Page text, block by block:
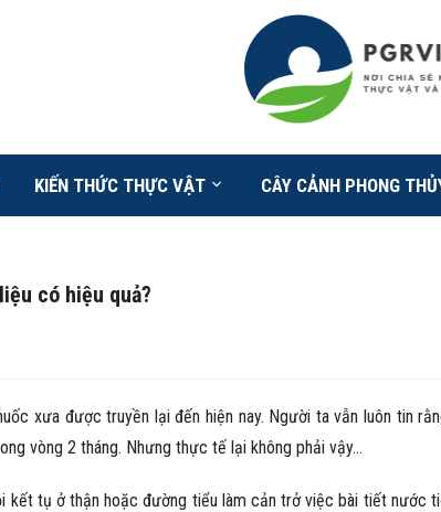
KIẾN THỨC THỰC VẬT CÂY CẢNH PHONG
có hiệu quả?
xưa được truyền lại đến hiện nay. Người ta vẫn luôn tin
vòng 2 tháng. Nhưng thực tế lại không phải vậy…
kết tụ ở thận hoặc đường tiểu làm cản trở việc bài tiết nước